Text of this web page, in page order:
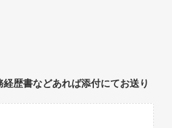
経歴書などあれば添付にてお送り